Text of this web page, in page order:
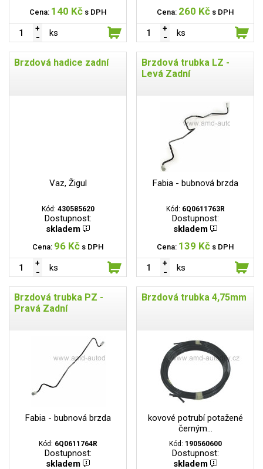
Cena: 140 Kč s DPH
ks
Cena: 260 Kč s DPH
ks
Brzdová hadice zadní
Vaz, Žigul
Kód: 430585620
Dostupnost:
skladem
Cena: 96 Kč s DPH
ks
Brzdová trubka LZ -
Levá Zadní
Fabia - bubnová brzda
Kód: 6Q0611763R
Dostupnost:
skladem
Cena: 139 Kč s DPH
ks
Brzdová trubka PZ -
Pravá Zadní
Fabia - bubnová brzda
Kód: 6Q0611764R
Dostupnost:
skladem
Brzdová trubka 4,75mm
kovové potrubí potažené
černým...
Kód: 190560600
Dostupnost:
skladem